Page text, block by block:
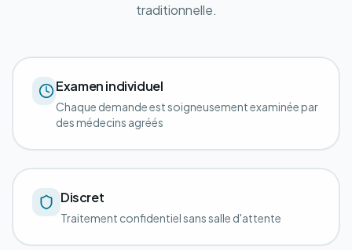
traditionnelle.
Examen individuel
Chaque demande est soigneusement examinée par
des médecins agréés
Discret
Traitement confidentiel sans salle d'attente